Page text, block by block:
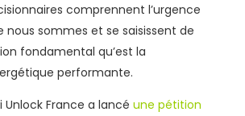
comprennent l’urgence
nous sommes et se saisissent de
fondamental qu’est la
performante.
Unlock France a lancé une pétition